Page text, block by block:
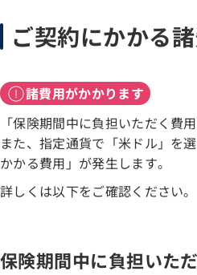
ご契約にかかる
諸費用がかかります
「保険期間中に負担いただく費
また、指定通貨で「米ドル」を
かかる費用」が発生します。
詳しくは以下をご確認ください。
保険期間中に負担いた